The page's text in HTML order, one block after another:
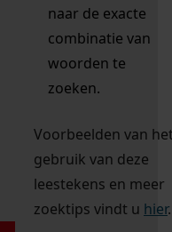
naar de exacte
combinatie van
woorden te
zoeken.
Voorbeelden van
gebruik van deze
leestekens en meer
zoektips vindt u hier.